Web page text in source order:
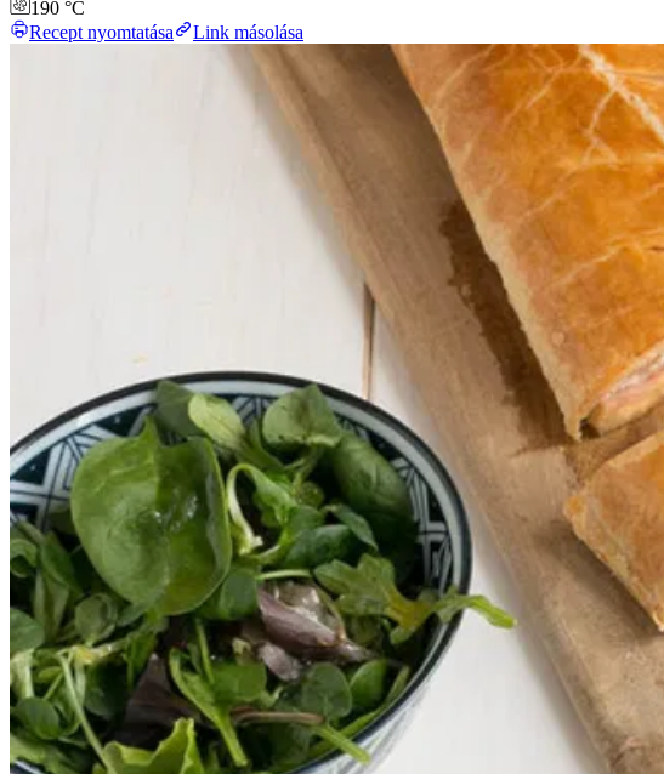
190 °C
Recept nyomtatása
Link másolása